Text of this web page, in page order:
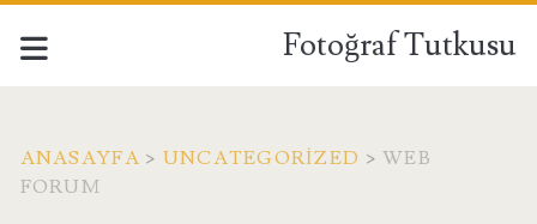
Fotoğraf Tutkusu
ANASAYFA > UNCATEGORIZED >WEB
FORUM